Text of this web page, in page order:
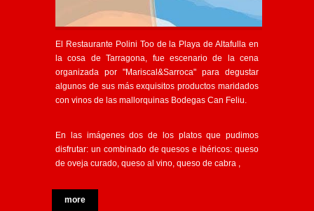
El Restaurante Polini Too de la Playa de Altafulla en
la cosa de Tarragona, fue escenario de la cena
organizada por "Mariscal&Sarroca" para degustar
algunos de sus más exquisitos productos maridados
con vinos de las mallorquinas Bodegas Can Feliu.
En las imágenes dos de los platos que pudimos
disfrutar: un combinado de quesos e ibéricos: queso
de oveja curado, queso al vino, queso de cabra ,
more